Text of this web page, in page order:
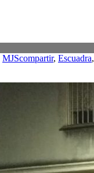
MJScompartir, Escuadra,